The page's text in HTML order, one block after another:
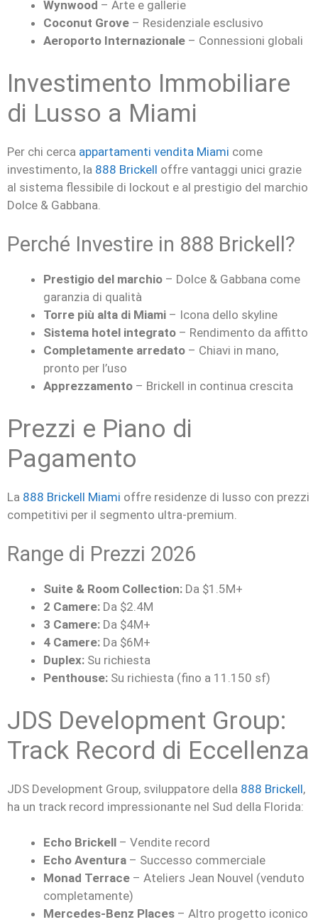
Wynwood – Arte e gallerie
Coconut Grove – Residenziale esclusivo
Aeroporto Internazionale – Connessioni globali
Investimento Immobiliare
di Lusso a Miami
Per chi cerca appartamenti vendita Miami come
investimento, la 888 Brickell offre vantaggi unici grazie
al sistema flessibile di lockout e al prestigio del marchio
Dolce & Gabbana.
Perché Investire in 888 Brickell?
Prestigio del marchio – Dolce & Gabbana come
garanzia di qualità
Torre più alta di Miami – Icona dello skyline
Sistema hotel integrato – Rendimento da affitto
Completamente arredato – Chiavi in mano,
pronto per l’uso
Apprezzamento – Brickell in continua crescita
Prezzi e Piano di
Pagamento
La 888 Brickell Miami offre residenze di lusso con prezzi
competitivi per il segmento ultra-premium.
Range di Prezzi 2026
Suite & Room Collection: Da $1.5M+
2 Camere: Da $2.4M
3 Camere: Da $4M+
4 Camere: Da $6M+
Duplex: Su richiesta
Penthouse: Su richiesta (fino a 11.150 sf)
JDS Development Group:
Track Record di Eccellenza
JDS Development Group, sviluppatore della 888 Brickell,
ha un track record impressionante nel Sud della Florida:
Echo Brickell – Vendite record
Echo Aventura – Successo commerciale
Monad Terrace – Ateliers Jean Nouvel (venduto
completamente)
Mercedes-Benz Places – Altro progetto iconico